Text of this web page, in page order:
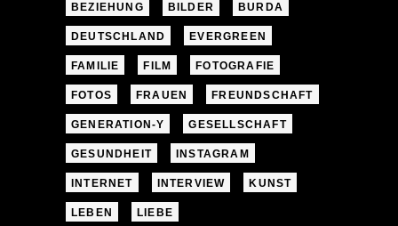
BEZIEHUNG BILDER BURDA
DEUTSCHLAND EVERGREEN
FAMILIE FILM FOTOGRAFIE
FOTOS FRAUEN FREUNDSCHAFT
GENERATION-Y GESELLSCHAFT
GESUNDHEIT INSTAGRAM
INTERNET INTERVIEW KUNST
LEBEN LIEBE